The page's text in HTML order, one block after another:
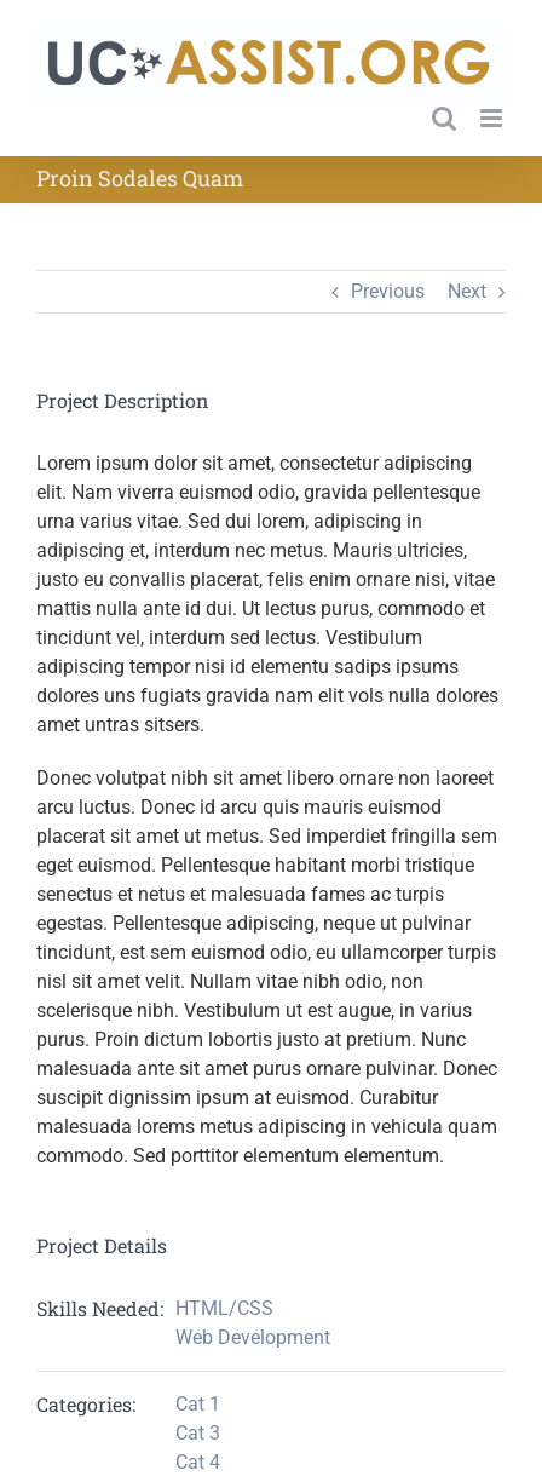
content
Proin Sodales Quam
Previous Next
Project Description
Lorem ipsum dolor sit amet, consectetur adipiscing
elit. Nam viverra euismod odio, gravida pellentesque
urna varius vitae. Sed dui lorem, adipiscing in
adipiscing et, interdum nec metus. Mauris ultricies,
justo eu convallis placerat, felis enim ornare nisi, vitae
mattis nulla ante id dui. Ut lectus purus, commodo et
tincidunt vel, interdum sed lectus. Vestibulum
adipiscing tempor nisi id elementu sadips ipsums
dolores uns fugiats gravida nam elit vols nulla dolores
amet untras sitsers.
Donec volutpat nibh sit amet libero ornare non laoreet
arcu luctus. Donec id arcu quis mauris euismod
placerat sit amet ut metus. Sed imperdiet fringilla sem
eget euismod. Pellentesque habitant morbi tristique
senectus et netus et malesuada fames ac turpis
egestas. Pellentesque adipiscing, neque ut pulvinar
tincidunt, est sem euismod odio, eu ullamcorper turpis
nisl sit amet velit. Nullam vitae nibh odio, non
scelerisque nibh. Vestibulum ut est augue, in varius
purus. Proin dictum lobortis justo at pretium. Nunc
malesuada ante sit amet purus ornare pulvinar. Donec
suscipit dignissim ipsum at euismod. Curabitur
malesuada lorems metus adipiscing in vehicula quam
commodo. Sed porttitor elementum elementum.
Project Details
Skills Needed: HTML/CSS
Web Development
Categories:
Cat 1
Cat 3
Cat 4